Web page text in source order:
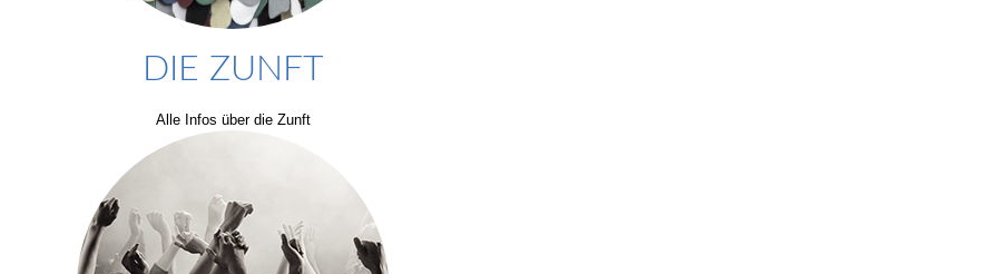
DIE ZUNFT
Alle Infos über die Zunft